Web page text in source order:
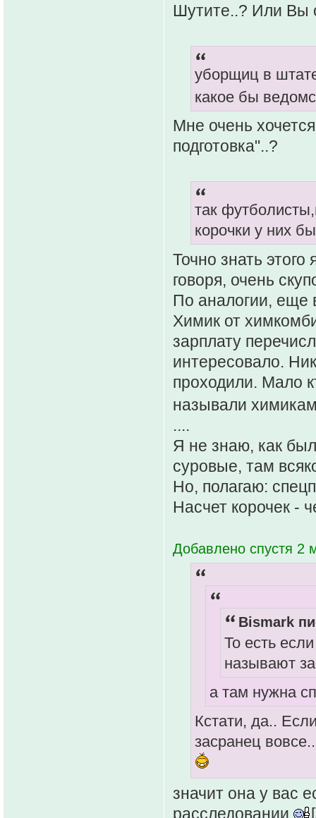
Шутите..? Или Вы
уборщиц в
какое бы
Мне очень
подготовка"..?
так
корочки у них
Точно знать
говоря, очень
По аналогии, еще
Химик от
зарплату
интересовало.
проходили. Мало
называли
....
Я не знаю, как
суровые, там
Но, полагаю:
Насчет корочек -
Добавлено спустя 2
Bismark
То есть
называют
а там нужна
Кстати, да..
засранец вовсе..
значит она у вас
расследовании